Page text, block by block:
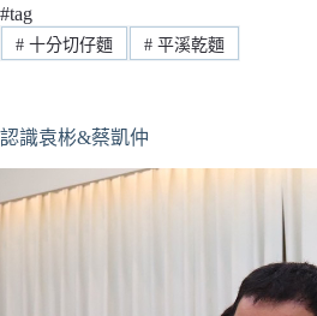
#tag
#十分切仔麵 #平溪乾麵
認識袁彬&蔡凱仲